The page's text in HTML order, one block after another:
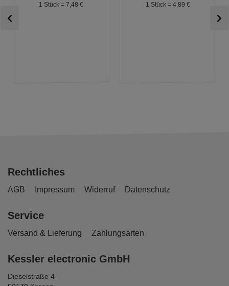
1 Stück = 7, 48 € 1 Stück = 4, 89 €
Rechtliches
AGB Impressum Widerruf Datenschutz
Service
Versand & Lieferung Zahlungsarten
Kessler electronic GmbH
Dieselstraße 4